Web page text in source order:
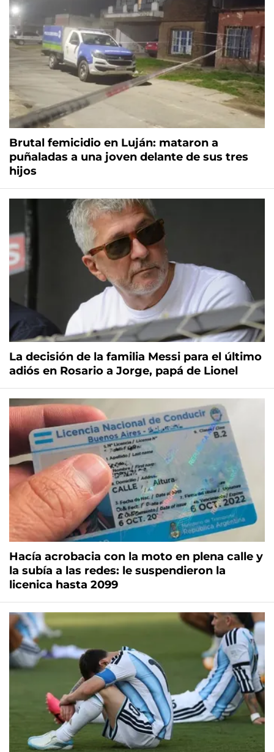
Brutal femicidio en Luján: mataron a
puñaladas a una joven delante de sus tres
hijos
La decisión de la familia Messi para el último
adiós en Rosario a Jorge, papá de Lionel
Hacía acrobacia con la moto en plena calle y
la subía a las redes: le suspendieron la
licenica hasta 2099